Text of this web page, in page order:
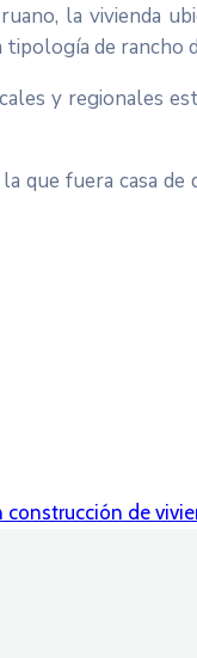
la vivienda
de rancho
y regionales
fuera casa
construcción de